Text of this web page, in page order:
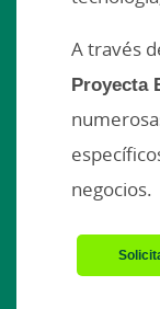
A través
Proyecta
negocios.